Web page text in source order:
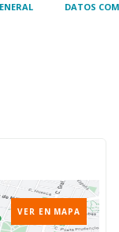
DATOS
VER EN MAPA